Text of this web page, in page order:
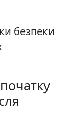
безпеки